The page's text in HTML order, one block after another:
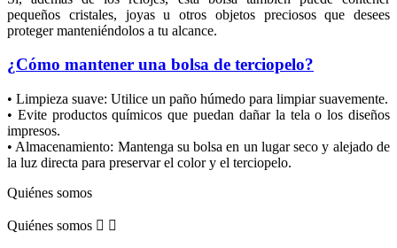
pequeños cristales, joyas u otros objetos preciosos que desees
proteger manteniéndolos a tu alcance.
¿Cómo mantener una bolsa de terciopelo?
• Limpieza suave: Utilice un paño húmedo para limpiar suavemente.
• Evite productos químicos que puedan dañar la tela o los diseños
impresos.
• Almacenamiento: Mantenga su bolsa en un lugar seco y alejado de
la luz directa para preservar el color y el terciopelo.
Quiénes somos
Quiénes somos  